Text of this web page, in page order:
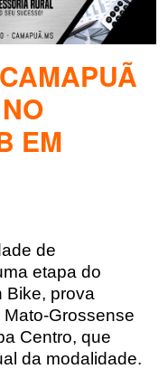
EM
de
etapa do
Bike, prova
Grossense
Centro, que
da modalidade.